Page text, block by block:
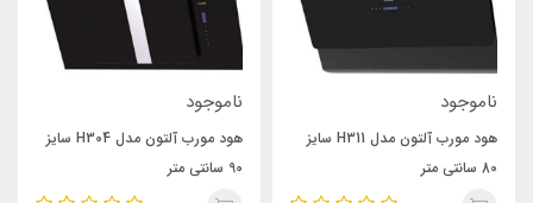
ناموجود
هود مورب آلتون مدل H311 سایز
80 سانتی متر
ناموجود
هود مورب آلتون مدل H304 سایز
90 سانتی متر